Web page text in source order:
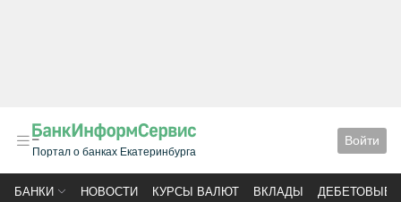
Портал о банках Екатеринбурга
Войти
БАНКИ НОВОСТИ КУРСЫ ВАЛЮТ ВКЛАДЫ ДЕБЕТОВЫЕ